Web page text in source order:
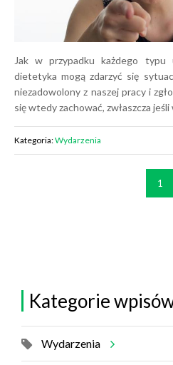
Jak w przypadku każdego typu
dietetyka mogą zdarzyć się
niezadowolony z naszej pracy i
się wtedy zachować, zwłaszcza jeśli
Kategoria:Wydarzenia
1
Kategorie
Wydarzenia